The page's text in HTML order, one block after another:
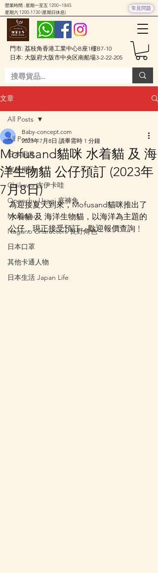
門市: 荔枝角香港工業中心B座1樓B7-10
日本: 大阪府大阪市中央区南船場3-2-22-205
營業時間 : 星期一至五 1200~1845
星期六 1200-1730(星期日休息)
常見問題
文章
All Posts
日本廚具
家居用品
Chiikawa 吉伊卡哇
Opanchu Usagi 底褲兔
Mofusand
Nagano Characters 長野角色
日本口罩
其他卡通人物
日本生活 Japan Life
All Posts
Mofusand貓咪 水着貓 及 海
洋生物貓 公仔預訂 (2023年
7月8日)
Baby-concept.com
2023年7月8日 讀畢需時 1 分鐘
為迎接夏天到來，Mofusand貓咪推出了
水着貓 及 海洋生物貓，以海洋為主題的
公仔，現正接受預訂，歡迎報價查詢﹗